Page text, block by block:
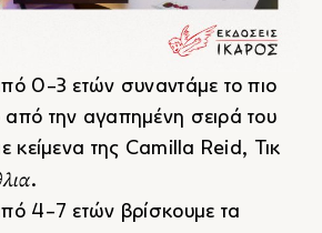
0-3 ετών συναντάμε το πιο
από την αγαπημένη σειρά του
της Camilla Reid, Τικ
.
4-7 ετών βρίσκουμε τα